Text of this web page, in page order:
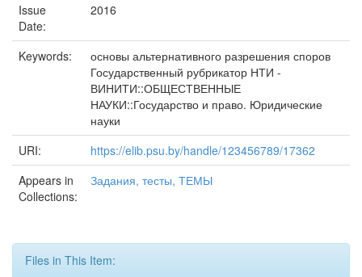
Issue
Date:
2016
Keywords:
основы альтернативного разрешения споров
Государственный рубрикатор НТИ -
ВИНИТИ::ОБЩЕСТВЕННЫЕ
НАУКИ::Государство и право. Юридические
науки
URI:
https://elib.psu.by/handle/123456789/17362
Appears in
Collections:
Задания, тесты, ТЕМЫ
Files in This Item: